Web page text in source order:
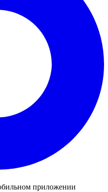
приложении